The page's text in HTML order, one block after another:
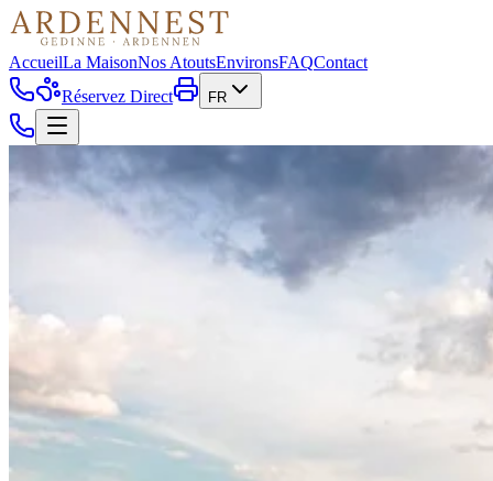
AccueilLa MaisonNos AtoutsEnvironsFAQContact
Réservez Direct
FR